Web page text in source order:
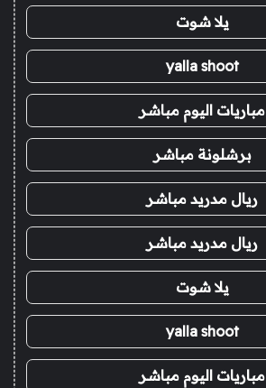
يلا شوت
yalla shoot
مباريات اليوم مباشر
برشلونة مباشر
ريال مدريد مباشر
ريال مدريد مباشر
يلا شوت
yalla shoot
مباريات اليوم مباشر